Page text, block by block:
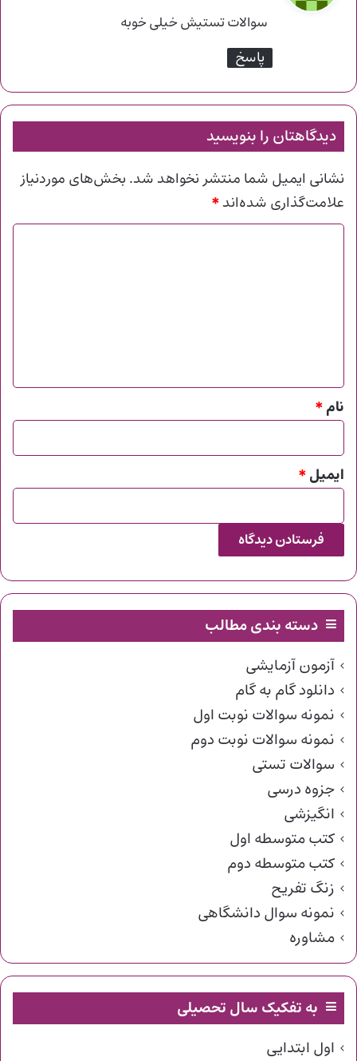
ت
سوالات تستیش خیلی خوبه
پاسخ
دیدگاهتان را بنویسید
نشانی ایمیل شما منتشر نخواهد شد. بخش‌های موردنیاز
علامت‌گذاری شده‌اند*
*
نام*
ایمیل*
دسته بندی مطالب
آزمون آزمایشی
دانلود گام به گام
نمونه سوالات نوبت اول
نمونه سوالات نوبت دوم
سوالات تستی
جزوه درسی
انگیزشی
کتب متوسطه اول
کتب متوسطه دوم
زنگ تفریح
نمونه سوال دانشگاهی
مشاوره
به تفکیک سال تحصیلی
اول ابتدایی